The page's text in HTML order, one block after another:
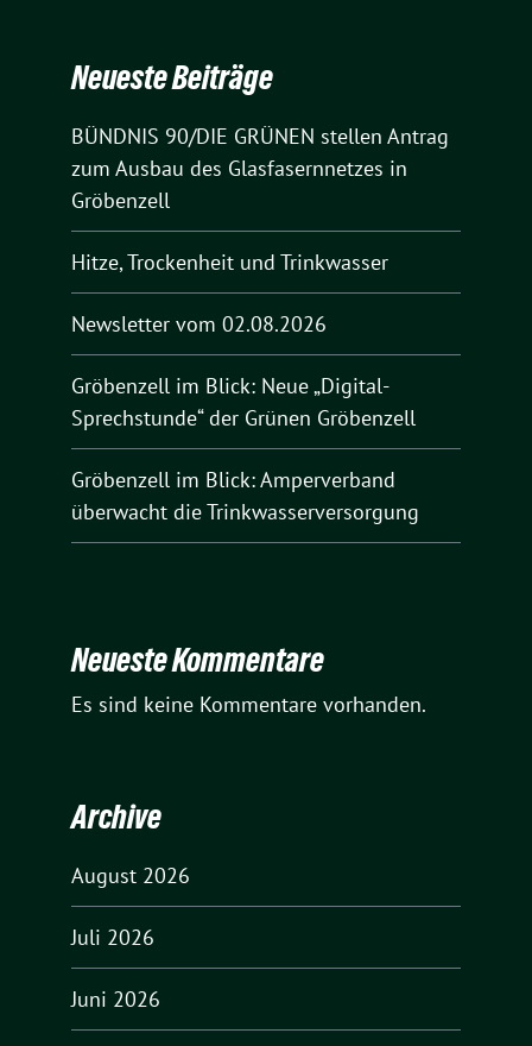
Neueste Beiträge
BÜNDNIS 90/DIE GRÜNEN stellen Antrag
zum Ausbau des Glasfasernnetzes in
Gröbenzell
Hitze, Trockenheit und Trinkwasser
Newsletter vom 02.08.2026
Gröbenzell im Blick: Neue „Digital-
Sprechstunde“ der Grünen Gröbenzell
Gröbenzell im Blick: Amperverband
überwacht die Trinkwasserversorgung
Neueste Kommentare
Es sind keine Kommentare vorhanden.
Archive
August 2026
Juli 2026
Juni 2026